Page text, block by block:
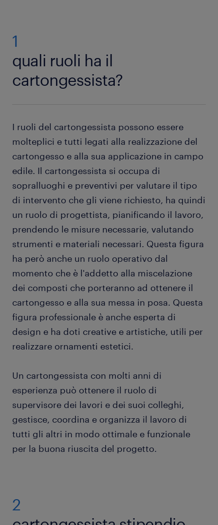
1
quali ruoli ha il
cartongessista?
I ruoli del cartongessista possono essere
molteplici e tutti legati alla realizzazione del
cartongesso e alla sua applicazione in campo
edile. Il cartongessista si occupa di
sopralluoghi e preventivi per valutare il tipo
di intervento che gli viene richiesto, ha quindi
un ruolo di progettista, pianificando il lavoro,
prendendo le misure necessarie, valutando
strumenti e materiali necessari. Questa figura
ha però anche un ruolo operativo dal
momento che è l'addetto alla miscelazione
dei composti che porteranno ad ottenere il
cartongesso e alla sua messa in posa. Questa
figura professionale è anche esperta di
design e ha doti creative e artistiche, utili per
realizzare ornamenti estetici.
Un cartongessista con molti anni di
esperienza può ottenere il ruolo di
supervisore dei lavori e dei suoi colleghi,
gestisce, coordina e organizza il lavoro di
tutti gli altri in modo ottimale e funzionale
per la buona riuscita del progetto.
2